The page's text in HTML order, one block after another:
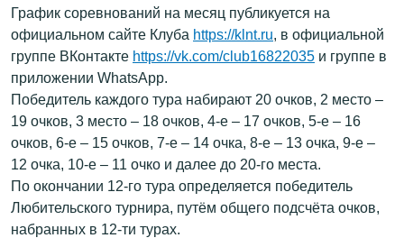
График соревнований на месяц публикуется на
официальном сайте Клуба https://klnt.ru, в официальной
группе ВКонтакте https://vk.com/club16822035 и группе в
приложении WhatsApp.
Победитель каждого тура набирают 20 очков, 2 место –
19 очков, 3 место – 18 очков, 4-е – 17 очков, 5-е – 16
очков, 6-е – 15 очков, 7-е – 14 очка, 8-е – 13 очка, 9-е –
12 очка, 10-е – 11 очко и далее до 20-го места.
По окончании 12-го тура определяется победитель
Любительского турнира, путём общего подсчёта очков,
набранных в 12-ти турах.